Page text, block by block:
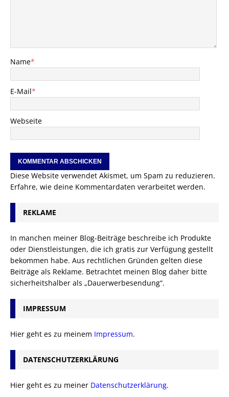
Name*
E-Mail*
Webseite
Diese Website verwendet Akismet, um Spam zu reduzieren.
Erfahre, wie deine Kommentardaten verarbeitet werden.
REKLAME
In manchen meiner Blog-Beiträge beschreibe ich Produkte
oder Dienstleistungen, die ich gratis zur Verfügung gestellt
bekommen habe. Aus rechtlichen Gründen gelten diese
Beiträge als Reklame. Betrachtet meinen Blog daher bitte
sicherheitshalber als „Dauerwerbesendung“.
IMPRESSUM
Hier geht es zu meinem Impressum.
DATENSCHUTZERKLÄRUNG
Hier geht es zu meiner Datenschutzerklärung.